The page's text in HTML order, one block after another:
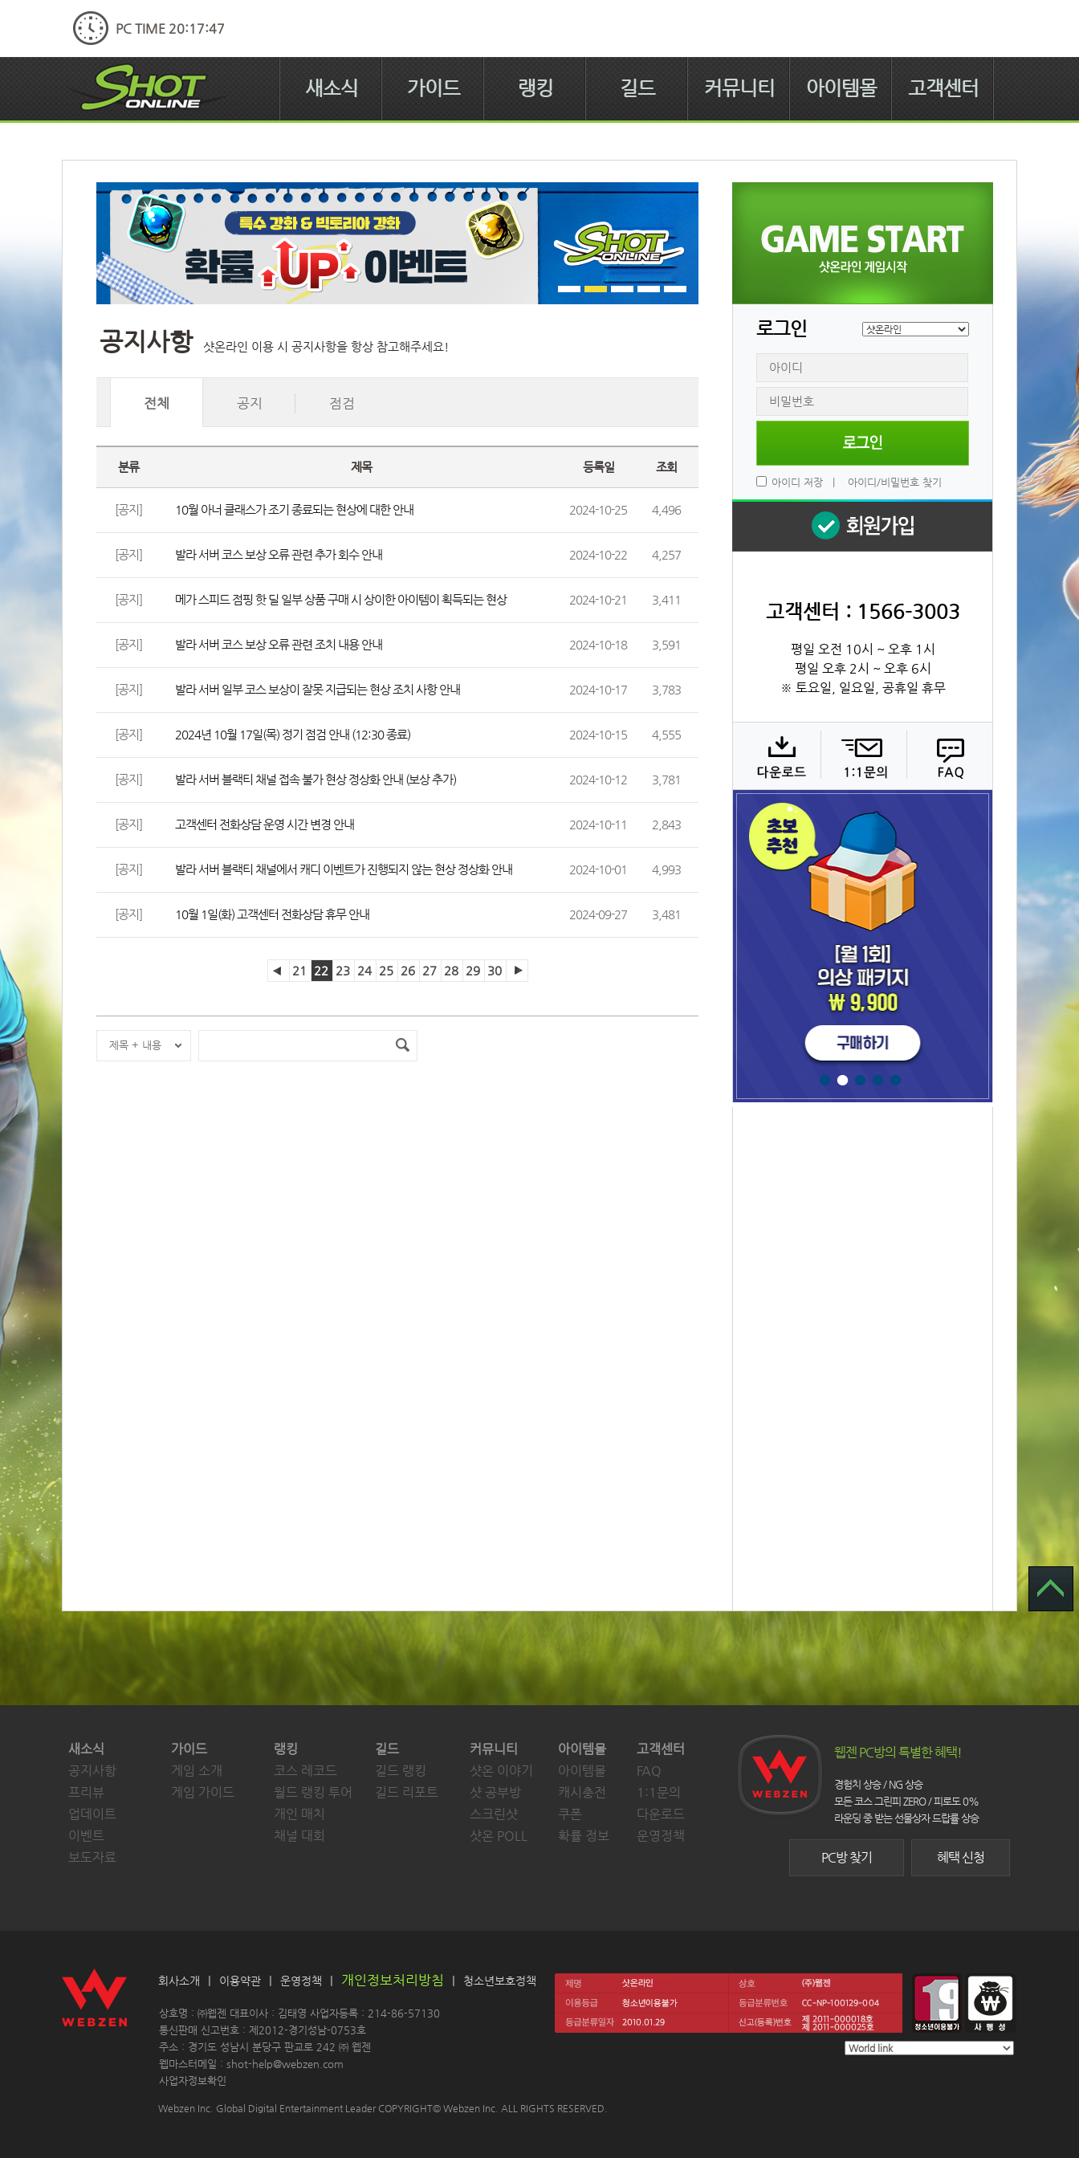
PC TIME 20:17:48
새소식 가이드 랭킹 길드 커뮤니티 아이템몰 고객센터
공지사항 샷온라인 이용 시 공지사항을 항상 참고해주세요!
전체 공지 점검
분류 제목 등록일 조회
[공지] 10월 아너 클래스가 조기 종료되는 현상에 대한 안내 2024-10-25 4,496
[공지] 발라 서버 코스 보상 오류 관련 추가 회수 안내 2024-10-22 4,257
[공지] 메가 스피드 점핑 핫 딜 일부 상품 구매 시 상이한 아이템이 획득되는 현상 2024-10-21 3,411
[공지] 발라 서버 코스 보상 오류 관련 조치 내용 안내 2024-10-18 3,591
[공지] 발라 서버 일부 코스 보상이 잘못 지급되는 현상 조치 사항 안내 2024-10-17 3,783
[공지] 2024년 10월 17일(목) 정기 점검 안내 (12:30 종료) 2024-10-15 4,555
[공지] 발라 서버 블랙티 채널 접속 불가 현상 정상화 안내 (보상 추가) 2024-10-12 3,781
[공지] 고객센터 전화상담 운영 시간 변경 안내 2024-10-11 2,843
[공지] 발라 서버 블랙티 채널에서 캐디 이벤트가 진행되지 않는 현상 정상화 안내 2024-10-01 4,993
[공지] 10월 1일(화) 고객센터 전화상담 휴무 안내 2024-09-27 3,481
21 22 23 24 25 26 27 28 29 30
제목 + 내용
로그인
아이디 저장 아이디/비밀번호 찾기
고객센터 : 1566-3003
평일 오전 10시 ~ 오후 1시
평일 오후 2시 ~ 오후 6시
※ 토요일, 일요일, 공휴일 휴무
새소식
공지사항
프리뷰
업데이트
이벤트
보도자료
가이드
게임 소개
게임 가이드
랭킹
코스 레코드
월드 랭킹 투어
개인 매치
채널 대회
길드
길드 랭킹
길드 리포트
커뮤니티
샷온 이야기
샷 공부방
스크린샷
샷온 POLL
아이템몰
아이템몰
캐시충전
쿠폰
확률 정보
고객센터
FAQ
1:1문의
다운로드
운영정책
웹젠 PC방의 특별한 혜택!
경험치 상승 / NG 상승
모든 코스 그린피 ZERO / 피로도 0%
라운딩 중 받는 선물상자 드랍률 상승
혜택 신청
PC방 찾기
회사소개 | 이용약관 | 운영정책 | 개인정보처리방침 | 청소년보호정책
상호명 : ㈜웹젠 대표이사 : 김태영 사업자등록 : 214-86-57130
통신판매 신고번호 : 제2012-경기성남-0753호
주소 : 경기도 성남시 분당구 판교로 242 ㈜ 웹젠
웹마스터메일 : shot-help@webzen.com
사업자정보확인
Webzen Inc. Global Digital Entertainment Leader COPYRIGHT© Webzen Inc. ALL RIGHTS RESERVED.